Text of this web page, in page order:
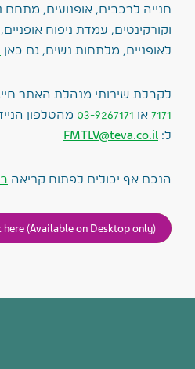
חנייה לרכבים, אופנועים, מתחם
וקורקינטים, עמדת ניפוח
לאופניים, מלתחות נשים, גם כאן
לקבלת שירותי מנהלת האתר
7171 או 03-9267171 מהטלפון
ל: FMTLV@teva.co.il
הנכם אף יכולים לפתוח קריאה
here (Available on Desktop only)